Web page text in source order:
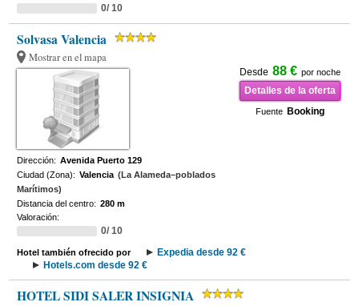
0/ 10
Solvasa Valencia
Mostrar en el mapa
Desde 88 € por noche
Detalles de la oferta
Fuente Booking
Dirección: Avenida Puerto 129
Ciudad (Zona): Valencia (La Alameda–poblados
Marítimos)
Distancia del centro: 280 m
Valoración:
0/ 10
Hotel también ofrecido por
Expedia desde 92 €
Hotels.com desde 92 €
HOTEL SIDI SALER INSIGNIA